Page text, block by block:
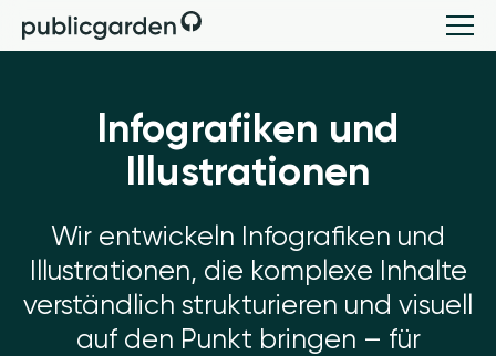
Infografiken und
Illustrationen
Wir entwickeln Infografiken und
Illustrationen, die komplexe Inhalte
verständlich strukturieren und visuell
auf den Punkt bringen – für